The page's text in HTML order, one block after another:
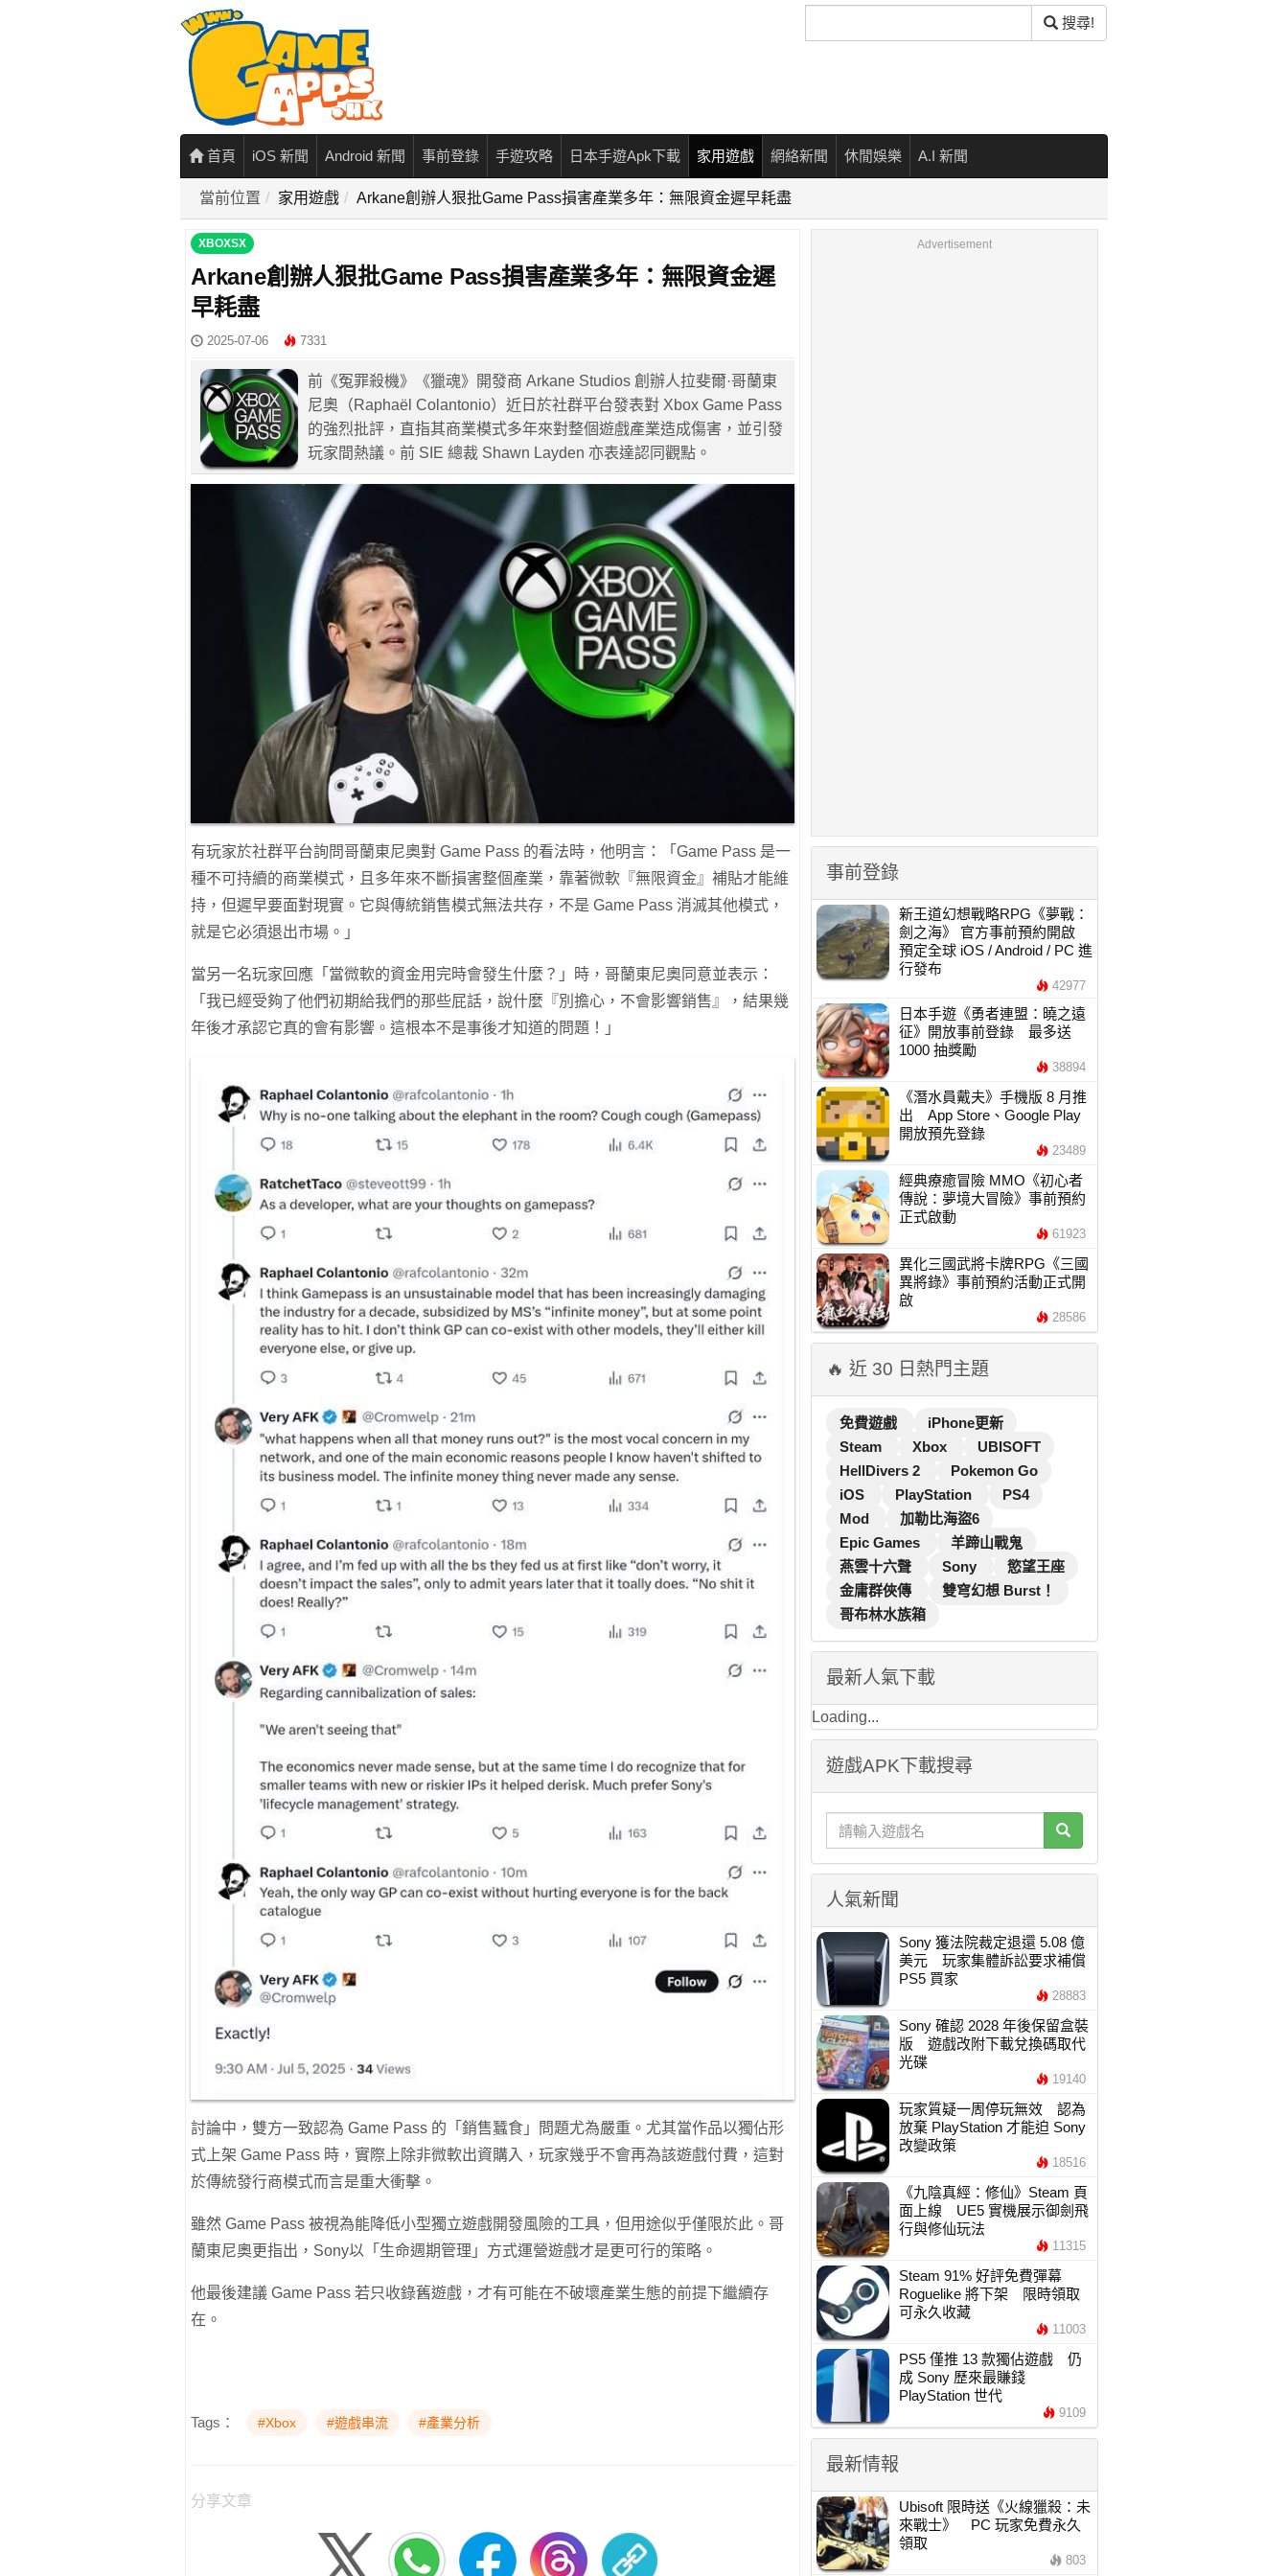
尋
搜尋!
首頁 iOS 新聞 Android 新聞 事前登錄 手遊攻略 日本手遊Apk下載 家用遊戲 網絡新聞 休閒娛樂 A.I 新聞
當前位置 家用遊戲 Arkane創辦人狠批Game Pass損害產業多年：無限資金遲早耗盡
XBOXSX
Arkane創辦人狠批Game Pass損害產業多年：無限資金遲
早耗盡
2025-07-06 7331
前《冤罪殺機》《獵魂》開發商 Arkane Studios 創辦人拉斐爾·哥蘭東
尼奧（Raphaël Colantonio）近日於社群平台發表對 Xbox Game Pass
的強烈批評，直指其商業模式多年來對整個遊戲產業造成傷害，並引發
玩家間熱議。前 SIE 總裁 Shawn Layden 亦表達認同觀點。
有玩家於社群平台詢問哥蘭東尼奧對 Game Pass 的看法時，他明言：「Game Pass 是一
種不可持續的商業模式，且多年來不斷損害整個產業，靠著微軟『無限資金』補貼才能維
持，但遲早要面對現實。它與傳統銷售模式無法共存，不是 Game Pass 消滅其他模式，
就是它必須退出市場。」
當另一名玩家回應「當微軟的資金用完時會發生什麼？」時，哥蘭東尼奧同意並表示：
「我已經受夠了他們初期給我們的那些屁話，說什麼『別擔心，不會影響銷售』，結果幾
年後才承認它真的會有影響。這根本不是事後才知道的問題！」
討論中，雙方一致認為 Game Pass 的「銷售蠶食」問題尤為嚴重。尤其當作品以獨佔形
式上架 Game Pass 時，實際上除非微軟出資購入，玩家幾乎不會再為該遊戲付費，這對
於傳統發行商模式而言是重大衝擊。
雖然 Game Pass 被視為能降低小型獨立遊戲開發風險的工具，但用途似乎僅限於此。哥
蘭東尼奧更指出，Sony以「生命週期管理」方式運營遊戲才是更可行的策略。
他最後建議 Game Pass 若只收錄舊遊戲，才有可能在不破壞產業生態的前提下繼續存
在。
Tags： #Xbox #遊戲串流 #產業分析
分享文章
Advertisement
事前登錄
新王道幻想戰略RPG《夢戰：
劍之海》 官方事前預約開啟
預定全球 iOS / Android / PC 進
行發布
42977
日本手遊《勇者連盟：曉之遠
征》開放事前登錄 最多送
1000 抽獎勵
38894
《潛水員戴夫》手機版 8 月推
出 App Store、Google Play
開放預先登錄
23489
經典療癒冒險 MMO《初心者
傳說：夢境大冒險》事前預約
正式啟動
61923
異化三國武將卡牌RPG《三國
異將錄》事前預約活動正式開
啟
28586
🔥 近 30 日熱門主題
免費遊戲
iPhone更新
Steam
Xbox
UBISOFT
HellDivers 2
Pokemon Go
iOS
PlayStation
PS4
Mod
加勒比海盜6
Epic Games
羊蹄山戰鬼
燕雲十六聲
Sony
慾望王座
金庸群俠傳
雙穹幻想 Burst！
哥布林水族箱
最新人氣下載
Loading...
遊戲APK下載搜尋
人氣新聞
Sony 獲法院裁定退還 5.08 億
美元 玩家集體訴訟要求補償
PS5 買家
28883
Sony 確認 2028 年後保留盒裝
版 遊戲改附下載兌換碼取代
光碟
19140
玩家質疑一周停玩無效 認為
放棄 PlayStation 才能迫 Sony
改變政策
18516
《九陰真經：修仙》Steam 頁
面上線 UE5 實機展示御劍飛
行與修仙玩法
11315
Steam 91% 好評免費彈幕
Roguelike 將下架 限時領取
可永久收藏
11003
PS5 僅推 13 款獨佔遊戲 仍
成 Sony 歷來最賺錢
PlayStation 世代
9109
最新情報
Ubisoft 限時送《火線獵殺：未
來戰士》 PC 玩家免費永久
領取
803